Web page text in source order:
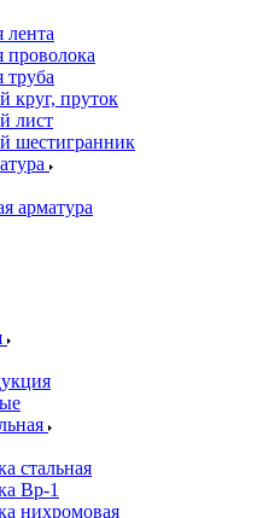
лента
проволока
труба
круг, пруток
лист
шестигранник
арматура
стальная
Вр-1
нихромовая